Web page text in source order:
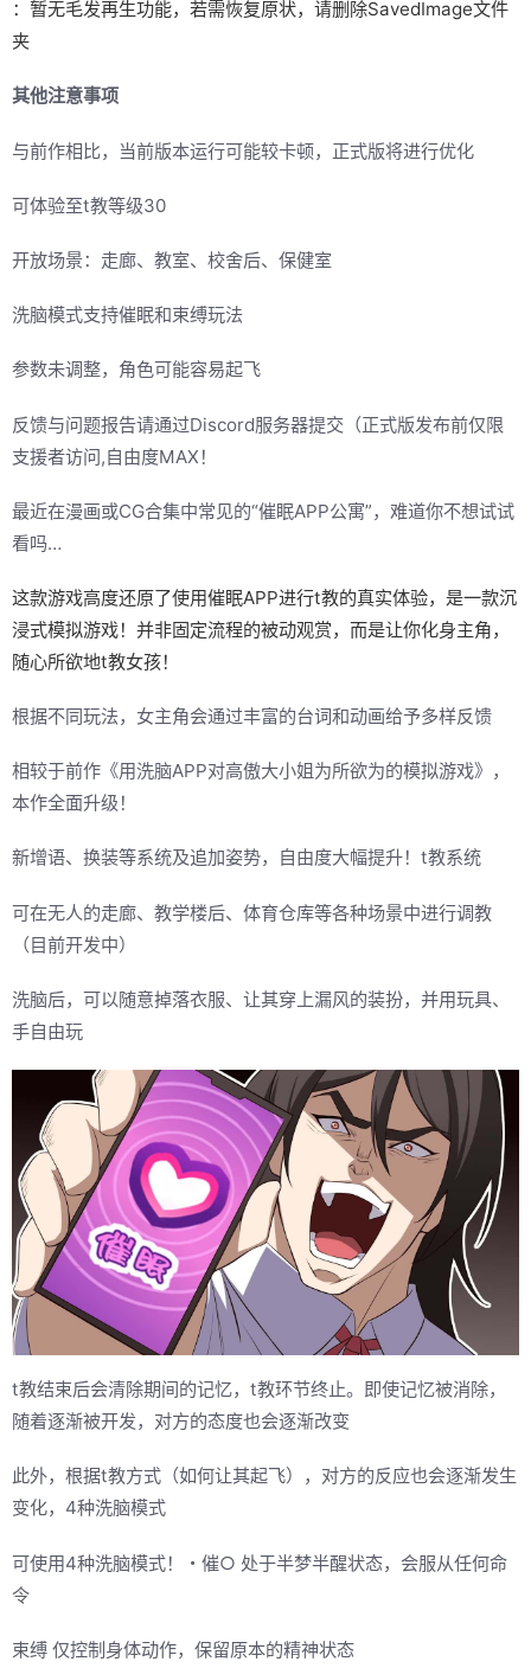
：暂无毛发再生功能，若需恢复原状，请删除SavedImage文件
夹
其他注意事项
与前作相比，当前版本运行可能较卡顿，正式版将进行优化
可体验至t教等级30
开放场景：走廊、教室、校舍后、保健室
洗脑模式支持催眠和束缚玩法
参数未调整，角色可能容易起飞
反馈与问题报告请通过Discord服务器提交（正式版发布前仅限
支援者访问,自由度MAX！
最近在漫画或CG合集中常见的“催眠APP公寓”，难道你不想试试
看吗…
这款游戏高度还原了使用催眠APP进行t教的真实体验，是一款沉
浸式模拟游戏！并非固定流程的被动观赏，而是让你化身主角，
随心所欲地t教女孩！
根据不同玩法，女主角会通过丰富的台词和动画给予多样反馈
相较于前作《用洗脑APP对高傲大小姐为所欲为的模拟游戏》，
本作全面升级！
新增语、换装等系统及追加姿势，自由度大幅提升！t教系统
可在无人的走廊、教学楼后、体育仓库等各种场景中进行调教
（目前开发中）
洗脑后，可以随意掉落衣服、让其穿上漏风的装扮，并用玩具、
手自由玩
t教结束后会清除期间的记忆，t教环节终止。即使记忆被消除，
随着逐渐被开发，对方的态度也会逐渐改变
此外，根据t教方式（如何让其起飞），对方的反应也会逐渐发生
变化，4种洗脑模式
可使用4种洗脑模式！・催○ 处于半梦半醒状态，会服从任何命
令
束缚 仅控制身体动作，保留原本的精神状态